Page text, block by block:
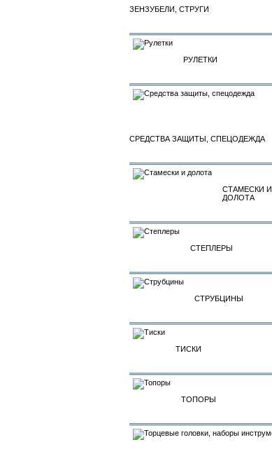
ЗЕНЗУБЕЛИ, СТРУГИ
РУЛЕТКИ
СРЕДСТВА ЗАЩИТЫ, СПЕЦОДЕЖДА
СТАМЕСКИ И
ДОЛОТА
СТЕПЛЕРЫ
СТРУБЦИНЫ
ТИСКИ
ТОПОРЫ